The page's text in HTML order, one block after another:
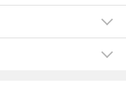
カート
試し読み